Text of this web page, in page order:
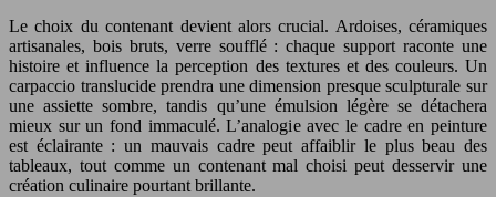
Le choix du contenant devient alors crucial. Ardoises, céramiques
artisanales, bois bruts, verre soufflé : chaque support raconte une
histoire et influence la perception des textures et des couleurs. Un
carpaccio translucide prendra une dimension presque sculpturale sur
une assiette sombre, tandis qu’une émulsion légère se détachera
mieux sur un fond immaculé. L’analogie avec le cadre en peinture
est éclairante : un mauvais cadre peut affaiblir le plus beau des
tableaux, tout comme un contenant mal choisi peut desservir une
création culinaire pourtant brillante.